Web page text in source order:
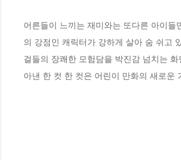
어른들이 느끼는 재미와는 또다른 아이
의 강점인 캐릭터가 강하게 살아 숨 쉬고
걸들의 장쾌한 모험담을 박진감 넘치는
아낸 한 컷 한 컷은 어린이 만화의 새로운